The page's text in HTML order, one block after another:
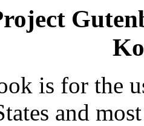
is for the
and